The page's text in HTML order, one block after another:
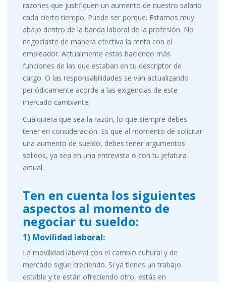
razones que justifiquen un aumento de nuestro salario
cada cierto tiempo. Puede ser porque: Estamos muy
abajo dentro de la banda laboral de la profesión. No
negociaste de manera efectiva la renta con el
empleador. Actualmente estas haciendo más
funciones de las que estaban en tu descriptor de
cargo. O las responsabilidades se van actualizando
periódicamente acorde a las exigencias de este
mercado cambiante.
Cualquiera que sea la razón, lo que siempre debes
tener en consideración. Es que al momento de solicitar
una aumento de sueldo, debes tener argumentos
solidos, ya sea en una entrevista o con tu jefatura
actual.
Ten en cuenta los siguientes
aspectos al momento de
negociar tu sueldo:
1) Movilidad laboral:
La movilidad laboral con el cambio cultural y de
mercado sigue creciendo. Si ya tienes un trabajo
estable y te están ofreciendo otro, estás en